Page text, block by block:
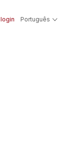
login Português